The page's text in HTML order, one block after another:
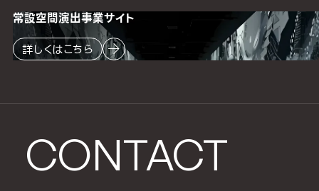
CONTACT
常設空間演出事業サイト
詳しくはこちら